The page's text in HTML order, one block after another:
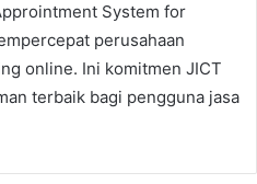
System for
perusahaan
online. Ini komitmen JICT
terbaik bagi pengguna jasa